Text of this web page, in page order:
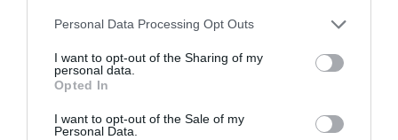
Please note that this website/app uses one or more Google
not limited to your visit or usage behaviour. You may click to
grant or deny consent to Google and its third-party tags to
use your data for below specified purposes in below Google
consent section.
Personal Data Processing Opt Outs
I want to opt-out of the Sharing of my
personal data.
Opted In
I want to opt-out of the Sale of my
Personal Data.
Forrás: Blikk